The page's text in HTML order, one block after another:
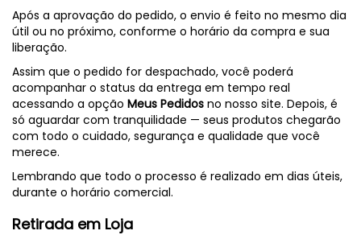
Após a aprovação do pedido, o envio é feito no mesmo dia
útil ou no próximo, conforme o horário da compra e sua
liberação.
Assim que o pedido for despachado, você poderá
acompanhar o status da entrega em tempo real
acessando a opção Meus Pedidos no nosso site. Depois, é
só aguardar com tranquilidade — seus produtos chegarão
com todo o cuidado, segurança e qualidade que você
merece.
Lembrando que todo o processo é realizado em dias úteis,
durante o horário comercial.
Retirada em Loja